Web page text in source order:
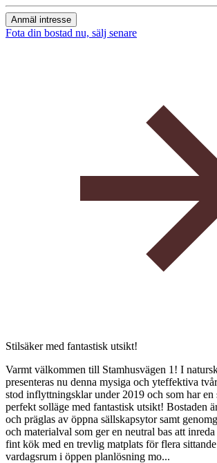
Anmäl intresse
Fota din bostad nu, sälj senare
Stilsäker med fantastisk utsikt!
Varmt välkommen till Stamhusvägen 1! I
presenteras nu denna mysiga och yteffektiva
stod inflyttningsklar under 2019 och som har en
perfekt solläge med fantastisk utsikt! Bostaden
och präglas av öppna sällskapsytor samt
och materialval som ger en neutral bas att
fint kök med en trevlig matplats för flera
vardagsrum i öppen planlösning mo...